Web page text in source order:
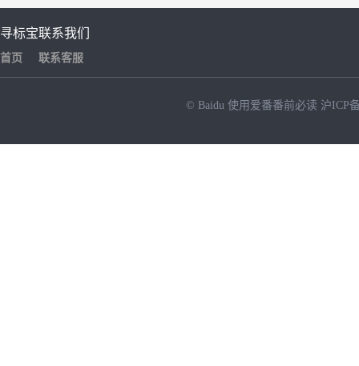
寻标宝
首页
联系我们
联系客服
© Baidu 使用爱番番前必读 沪ICP